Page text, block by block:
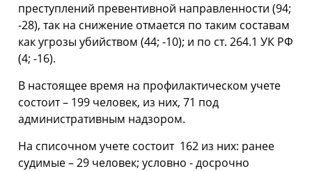
преступлений превентивной направленности (94;
-28), так на снижение отмается по таким составам
как угрозы убийством (44; -10); и по ст. 264.1 УК РФ
(4; -16).
В настоящее время на профилактическом учете
состоит – 199 человек, из них, 71 под
административным надзором.
На списочном учете состоит 162 из них: ранее
судимые – 29 человек; условно - досрочно